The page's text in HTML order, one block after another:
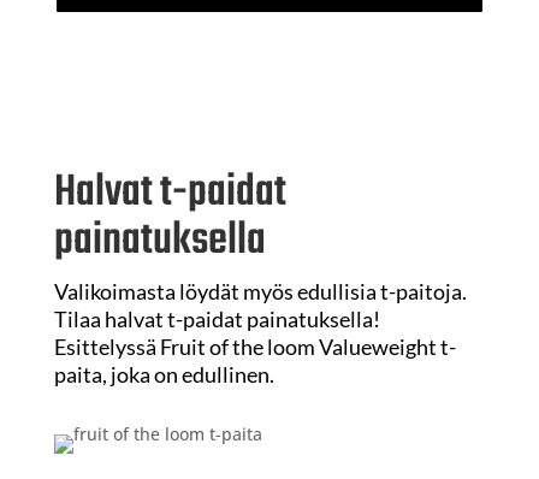
Halvat t-paidat
painatuksella
Valikoimasta löydät myös edullisia t-paitoja.
Tilaa halvat t-paidat painatuksella!
Esittelyssä Fruit of the loom Valueweight t-
paita, joka on edullinen.